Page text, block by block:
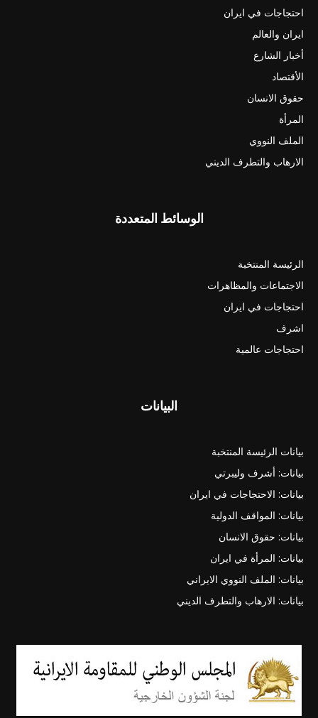
احتجاجات في ايران
ايران والعالم
أخبار الشارع
الأقتصاد
حقوق الانسان
المرأة
الملف النووي
الارهاب والتطرف الديني
الوسائط المتعددة
الرئيسة المنتخبة
الاجتماعات والمظاهرات
احتجاجات في ايران
اشرف
احتجاجات عالمية
البيانات
بيانات الرئيسة المنتخبة
بيانات: أشرف وليبرتي
بيانات: الاحتجاجات في ايران
بيانات: المواقف الدولية
بيانات: حقوق الانسان
بيانات: المرأة في ايران
بيانات: الملف النووي الايراني
بيانات: الارهاب والتطرف الديني